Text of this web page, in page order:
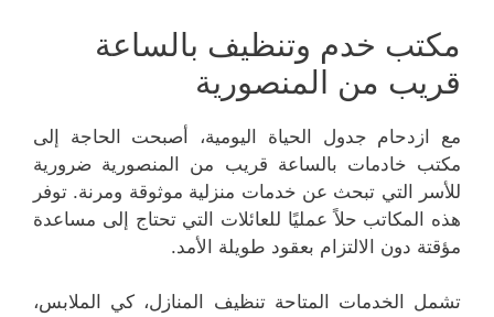
مكتب خدم وتنظيف بالساعة
قريب من المنصورية
مع ازدحام جدول الحياة اليومية، أصبحت الحاجة إلى
مكتب خادمات بالساعة قريب من المنصورية ضرورية
للأسر التي تبحث عن خدمات منزلية موثوقة ومرنة. توفر
هذه المكاتب حلاً عمليًا للعائلات التي تحتاج إلى مساعدة
مؤقتة دون الالتزام بعقود طويلة الأمد.
تشمل الخدمات المتاحة تنظيف المنازل، كي الملابس،